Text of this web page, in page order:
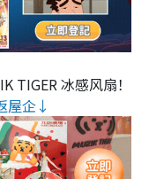
TIGER 冰感风扇！
屋企↓